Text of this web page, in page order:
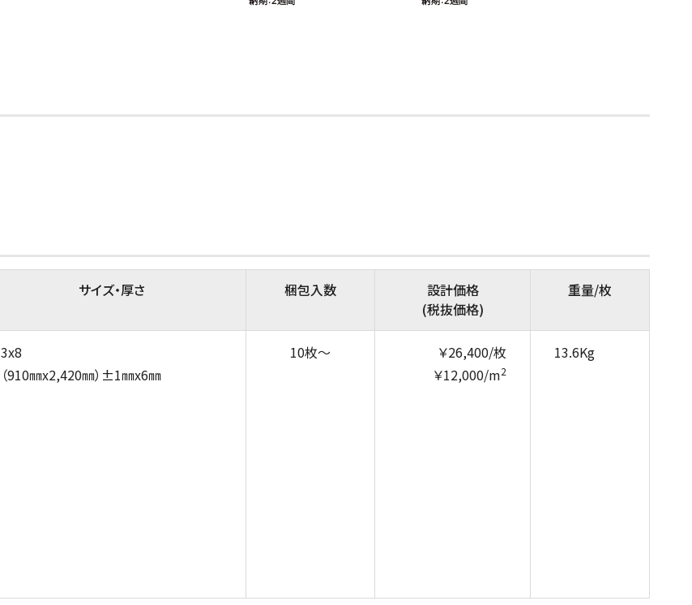
サイズ・厚さ 梱包入数
設計価格
(税抜価格)
重量/枚
3x8
（910㎜x2,420㎜）±1㎜x6㎜
10枚～
￥26,400/枚
￥12,000/m2
13.6Kg